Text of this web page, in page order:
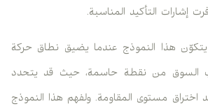
إشارات التأكيد المناسبة.
يتكوّن هذا النموذج عندما يضيق نطاق حركة
السوق من نقطة حاسمة، حيث قد يتحدد
اختراق مستوى المقاومة. ولفهم هذا النموذج